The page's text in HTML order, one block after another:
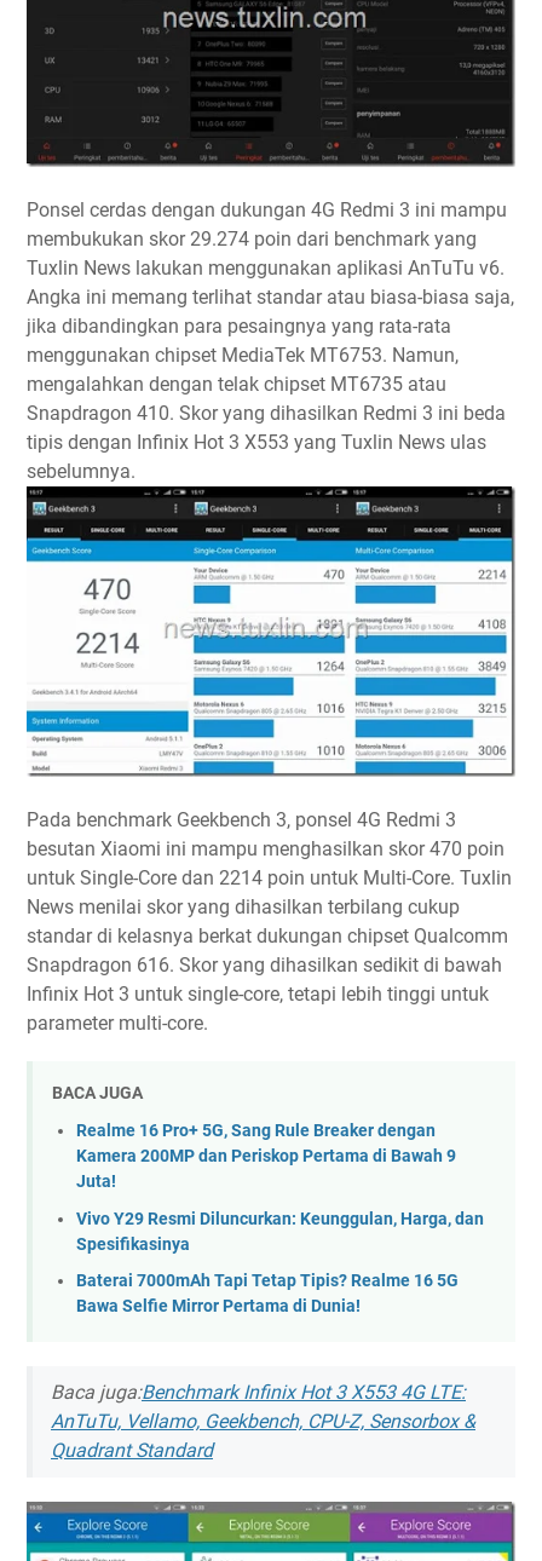
Ponsel cerdas dengan dukungan 4G Redmi 3 ini mampu
membukukan skor 29.274 poin dari benchmark yang
Tuxlin News lakukan menggunakan aplikasi AnTuTu v6.
Angka ini memang terlihat standar atau biasa-biasa saja,
jika dibandingkan para pesaingnya yang rata-rata
menggunakan chipset MediaTek MT6753. Namun,
mengalahkan dengan telak chipset MT6735 atau
Snapdragon 410. Skor yang dihasilkan Redmi 3 ini beda
tipis dengan Infinix Hot 3 X553 yang Tuxlin News ulas
sebelumnya.
Pada benchmark Geekbench 3, ponsel 4G Redmi 3
besutan Xiaomi ini mampu menghasilkan skor 470 poin
untuk Single-Core dan 2214 poin untuk Multi-Core. Tuxlin
News menilai skor yang dihasilkan terbilang cukup
standar di kelasnya berkat dukungan chipset Qualcomm
Snapdragon 616. Skor yang dihasilkan sedikit di bawah
Infinix Hot 3 untuk single-core, tetapi lebih tinggi untuk
parameter multi-core.
BACA JUGA
Realme 16 Pro+ 5G, Sang Rule Breaker dengan
Kamera 200MP dan Periskop Pertama di Bawah 9
Juta!
Vivo Y29 Resmi Diluncurkan: Keunggulan, Harga, dan
Spesifikasinya
Baterai 7000mAh Tapi Tetap Tipis? Realme 16 5G
Bawa Selfie Mirror Pertama di Dunia!
Baca juga:Benchmark Infinix Hot 3 X553 4G LTE:
AnTuTu, Vellamo, Geekbench, CPU-Z, Sensorbox &
Quadrant Standard